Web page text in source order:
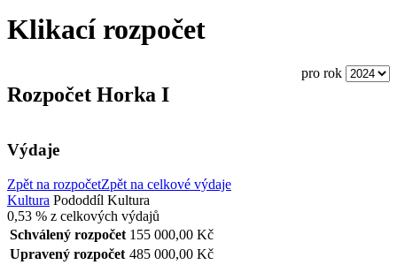
Klikací rozpočet
pro rok
Rozpočet Horka I
Výdaje
Zpět na rozpočetZpět na celkové výdaje
Kultura Pododdíl Kultura
0,53 % z celkových výdajů
Schválený rozpočet 155 000,00 Kč
Upravený rozpočet 485 000,00 Kč